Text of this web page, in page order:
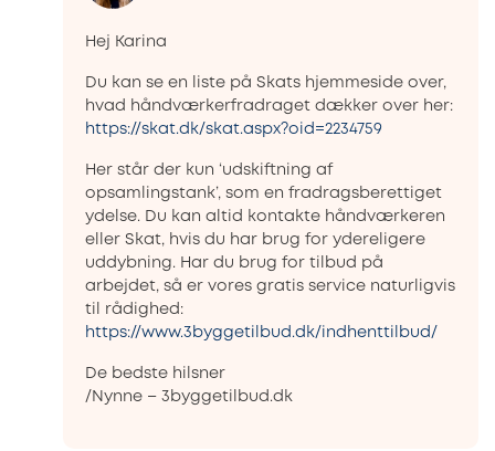
Hej Karina
Du kan se en liste på Skats hjemmeside over,
hvad håndværkerfradraget dækker over her:
https://skat.dk/skat.aspx?oid=2234759
Her står der kun ‘udskiftning af
opsamlingstank’, som en fradragsberettiget
ydelse. Du kan altid kontakte håndværkeren
eller Skat, hvis du har brug for ydereligere
uddybning. Har du brug for tilbud på
arbejdet, så er vores gratis service naturligvis
til rådighed:
https://www.3byggetilbud.dk/indhenttilbud/
De bedste hilsner
/Nynne – 3byggetilbud.dk